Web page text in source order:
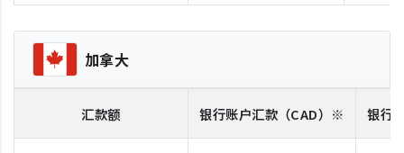
加拿大
汇款额 银行账户汇款 （CAD）※ 银行